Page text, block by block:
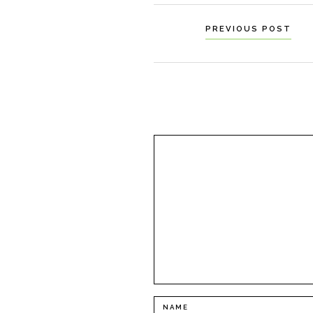
Navigation
til
PREVIOUS POST